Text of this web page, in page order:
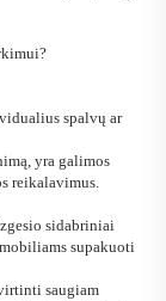
spalvų ar
yra galimos
reikalavimus.
sidabriniai
supakuoti
saugiam